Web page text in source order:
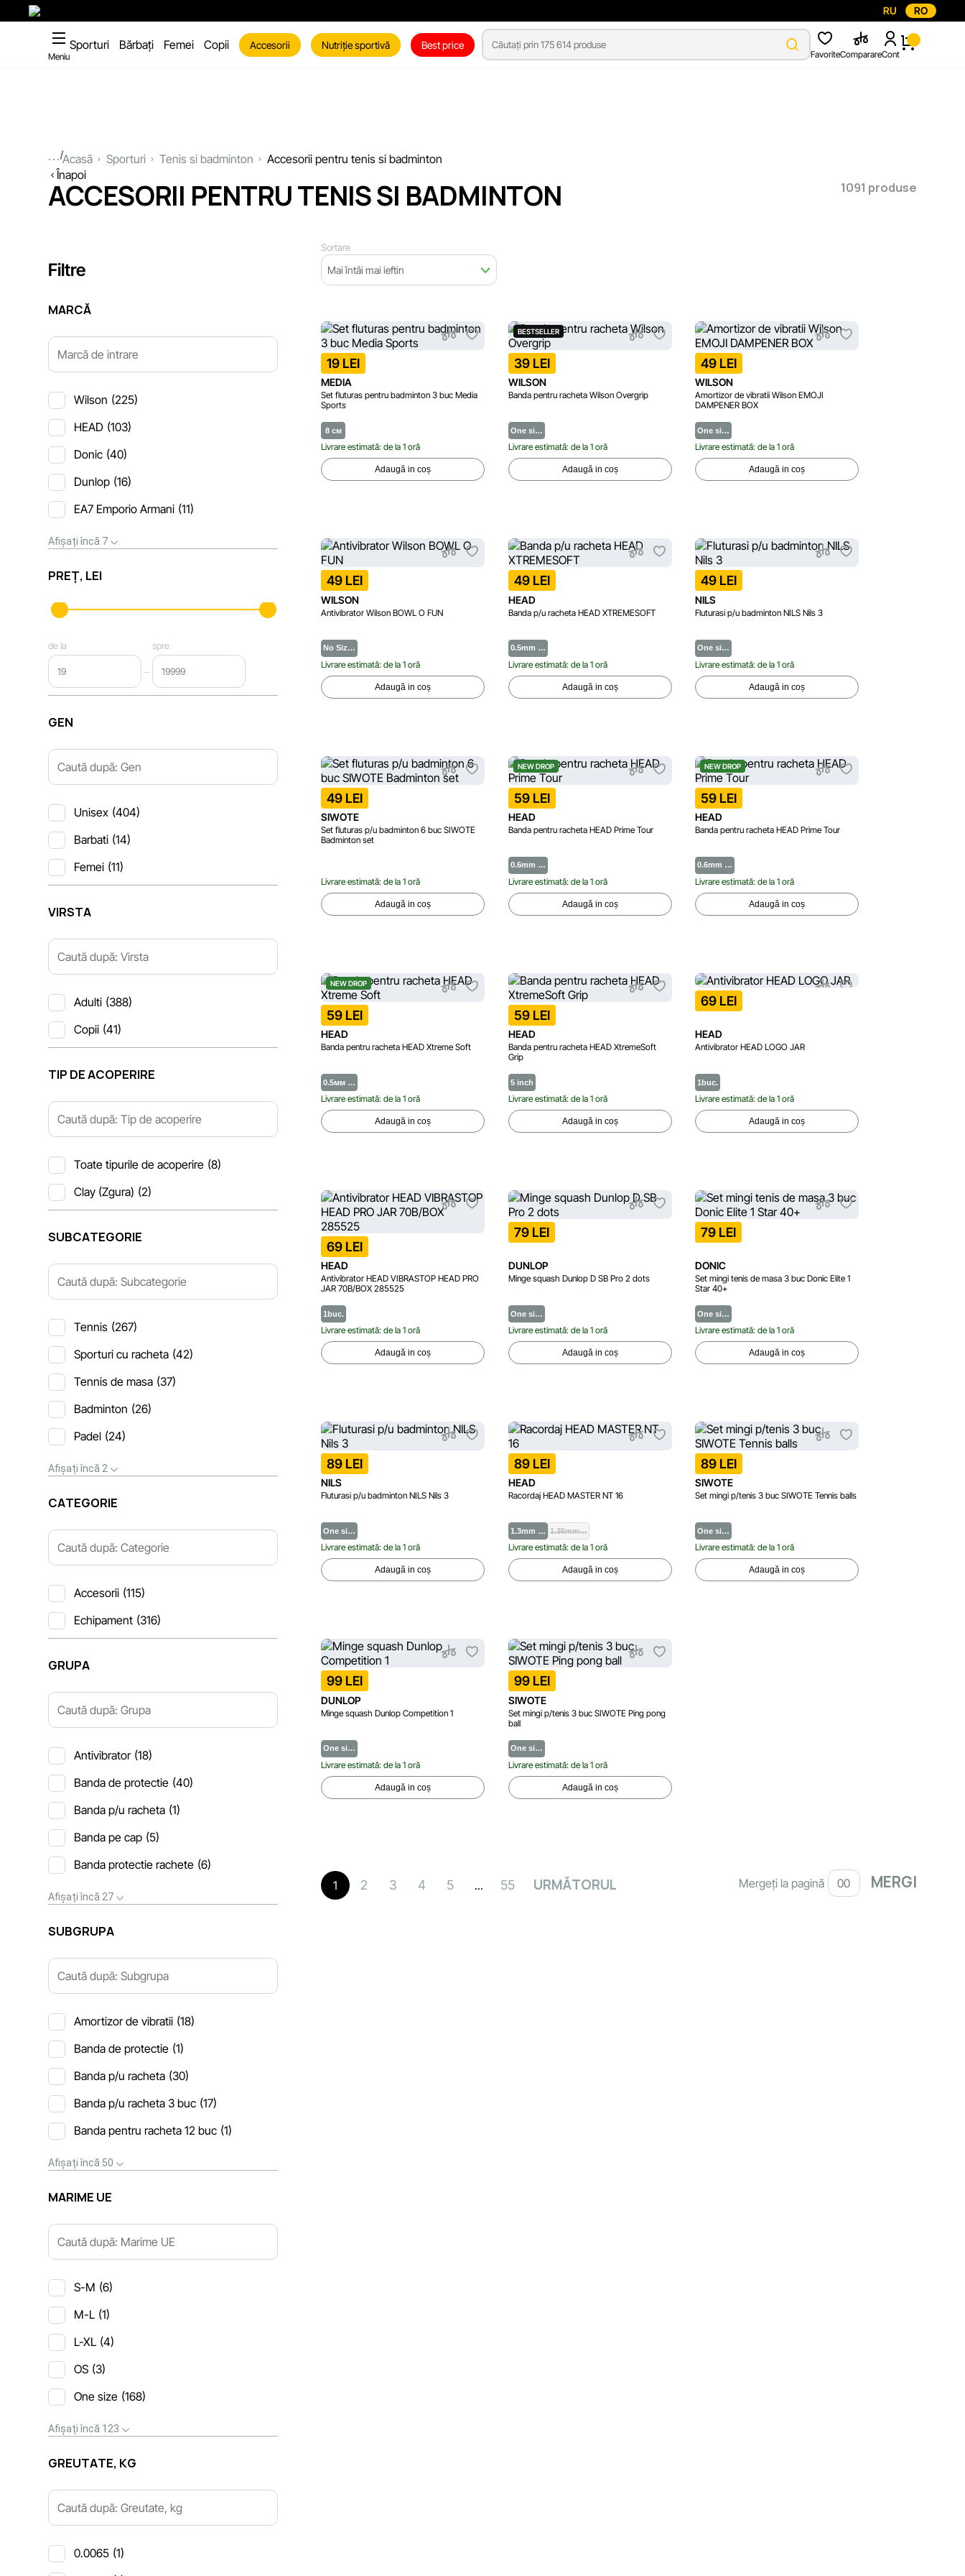
RU RO
Meniu
Sporturi Bărbați Femei Copii Accesorii Nutriție sportivă Best price
FavoriteComparareCont
...Acasă Sporturi Tenis si badminton
Accesorii pentru tenis si badminton
Înapoi
ACCESORII PENTRU TENIS SI BADMINTON 1091 produse
Filtre
MARCĂ
Wilson (225)
HEAD (103)
Donic (40)
Dunlop (16)
EA7 Emporio Armani (11)
Afișați încă 7
PREȚ, LEI
de la spre
GEN
Unisex (404)
Barbati (14)
Femei (11)
VIRSTA
Adulti (388)
Copii (41)
TIP DE ACOPERIRE
Toate tipurile de acoperire (8)
Clay (Zgura) (2)
SUBCATEGORIE
Tennis (267)
Sporturi cu racheta (42)
Tennis de masa (37)
Badminton (26)
Padel (24)
Afișați încă 2
CATEGORIE
Accesorii (115)
Echipament (316)
GRUPA
Antivibrator (18)
Banda de protectie (40)
Banda p/u racheta (1)
Banda pe cap (5)
Banda protectie rachete (6)
Afișați încă 27
SUBGRUPA
Amortizor de vibratii (18)
Banda de protectie (1)
Banda p/u racheta (30)
Banda p/u racheta 3 buc (17)
Banda pentru racheta 12 buc (1)
Afișați încă 50
MARIME UE
S-M (6)
M-L (1)
L-XL (4)
OS (3)
One size (168)
Afișați încă 123
GREUTATE, KG
0.0065 (1)
Sortare
Mai întâi mai ieftin
19 LEI
MEDIA
Set fluturas pentru badminton 3 buc Media
Sports
8 см
Livrare estimată: de la 1 oră
Adaugă in coș
BESTSELLER
39 LEI
WILSON
Banda pentru racheta Wilson Overgrip
One si…
Livrare estimată: de la 1 oră
Adaugă in coș
49 LEI
WILSON
Amortizor de vibratii Wilson EMOJI
DAMPENER BOX
One si…
Livrare estimată: de la 1 oră
Adaugă in coș
49 LEI
WILSON
Antivibrator Wilson BOWL O FUN
No Siz…
Livrare estimată: de la 1 oră
Adaugă in coș
49 LEI
HEAD
Banda p/u racheta HEAD XTREMESOFT
0.5mm …
Livrare estimată: de la 1 oră
Adaugă in coș
49 LEI
NILS
Fluturasi p/u badminton NILS Nils 3
One si…
Livrare estimată: de la 1 oră
Adaugă in coș
49 LEI
SIWOTE
Set fluturas p/u badminton 6 buc SIWOTE
Badminton set
Livrare estimată: de la 1 oră
Adaugă in coș
NEW DROP
59 LEI
HEAD
Banda pentru racheta HEAD Prime Tour
0.6mm …
Livrare estimată: de la 1 oră
Adaugă in coș
NEW DROP
59 LEI
HEAD
Banda pentru racheta HEAD Prime Tour
0.6mm …
Livrare estimată: de la 1 oră
Adaugă in coș
NEW DROP
59 LEI
HEAD
Banda pentru racheta HEAD Xtreme Soft
0.5мм …
Livrare estimată: de la 1 oră
Adaugă in coș
59 LEI
HEAD
Banda pentru racheta HEAD XtremeSoft
Grip
5 inch
Livrare estimată: de la 1 oră
Adaugă in coș
69 LEI
HEAD
Antivibrator HEAD LOGO JAR
1buc.
Livrare estimată: de la 1 oră
Adaugă in coș
69 LEI
HEAD
Antivibrator HEAD VIBRASTOP HEAD PRO
JAR 70B/BOX 285525
1buc.
Livrare estimată: de la 1 oră
Adaugă in coș
79 LEI
DUNLOP
Minge squash Dunlop D SB Pro 2 dots
One si…
Livrare estimată: de la 1 oră
Adaugă in coș
79 LEI
DONIC
Set mingi tenis de masa 3 buc Donic Elite 1
Star 40+
One si…
Livrare estimată: de la 1 oră
Adaugă in coș
89 LEI
NILS
Fluturasi p/u badminton NILS Nils 3
One si…
Livrare estimată: de la 1 oră
Adaugă in coș
89 LEI
HEAD
Racordaj HEAD MASTER NT 16
1.3mm … 1.35mm…
Livrare estimată: de la 1 oră
Adaugă in coș
89 LEI
SIWOTE
Set mingi p/tenis 3 buc SIWOTE Tennis balls
One si…
Livrare estimată: de la 1 oră
Adaugă in coș
99 LEI
DUNLOP
Minge squash Dunlop Competition 1
One si…
Livrare estimată: de la 1 oră
Adaugă in coș
99 LEI
SIWOTE
Set mingi p/tenis 3 buc SIWOTE Ping pong
ball
One si…
Livrare estimată: de la 1 oră
Adaugă in coș
1 2 3 4 5 ... 55 URMĂTORUL Mergeți la pagină